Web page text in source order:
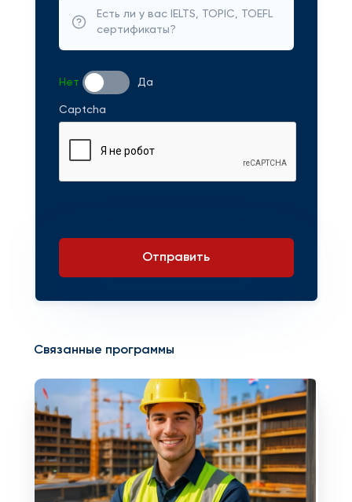
Есть ли у вас IELTS, TOPIC, TOEFL
сертификаты?
Нет Да
Captcha
Отправить
Связанные программы